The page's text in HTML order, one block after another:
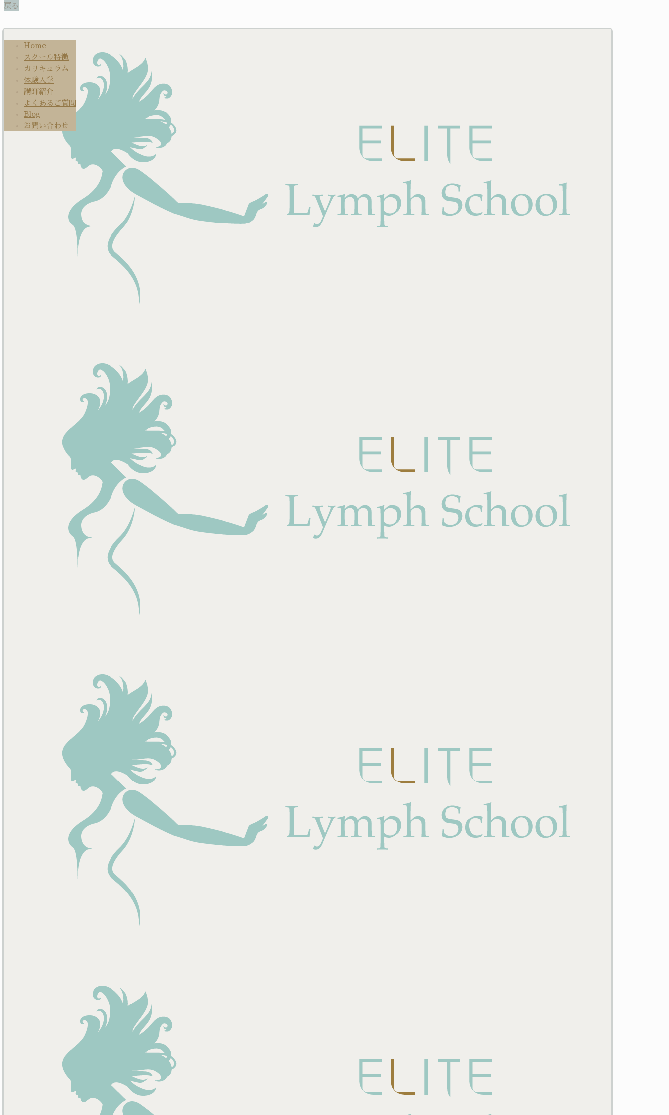
Home
スクール特徴
カリキュラム
体験入学
講師紹介
よくあるご質問
Blog
お問い合わせ